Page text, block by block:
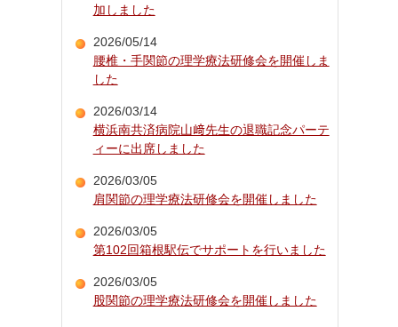
加しました
2026/05/14
腰椎・手関節の理学療法研修会を開催しま
した
2026/03/14
横浜南共済病院山﨑先生の退職記念パーテ
ィーに出席しました
2026/03/05
肩関節の理学療法研修会を開催しました
2026/03/05
第102回箱根駅伝でサポートを行いました
2026/03/05
股関節の理学療法研修会を開催しました